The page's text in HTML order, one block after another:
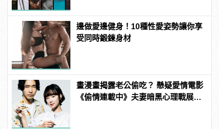
邊做愛邊健身！10種性愛姿勢讓你享
受同時鍛鍊身材
畫漫畫揭露老公偷吃？ 懸疑愛情電影
《偷情連載中》夫妻暗黑心理戰展